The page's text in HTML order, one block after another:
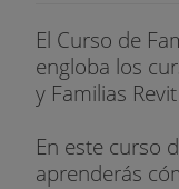
El Curso de
engloba los
y Familias
En este curso
aprenderás